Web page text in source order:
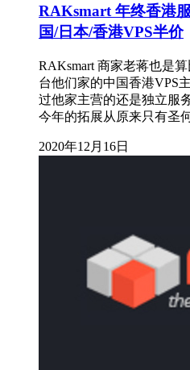
RAKsmart 年终香港
国/日本/香港VPS半价
RAKsmart 商家老蒋也是
台他们家的中国香港VPS
过他家主营的还是独立服
今年的拓展从原来只有圣
2020年12月16日